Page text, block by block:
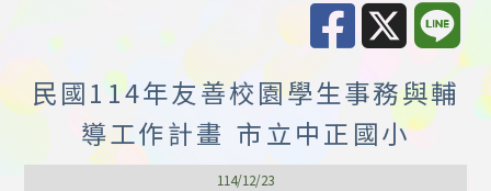
民國114年友善校園學生事務與輔
導工作計畫 市立中正國小
114/12/23